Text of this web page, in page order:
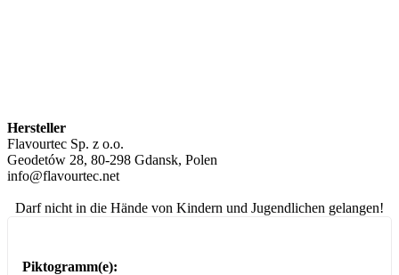
Hersteller
Flavourtec Sp. z o.o.
Geodetów 28, 80-298 Gdansk, Polen
info@flavourtec.net
Darf nicht in die Hände von Kindern und Jugendlichen gelangen!
Piktogramm(e):